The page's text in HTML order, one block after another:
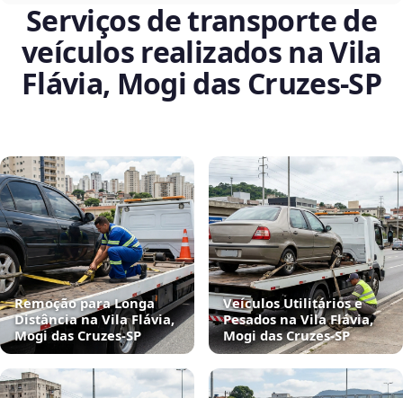
Serviços de transporte de
veículos realizados na Vila
Flávia, Mogi das Cruzes‑SP
Remoção para Longa
Distância na Vila Flávia,
Mogi das Cruzes‑SP
Veículos Utilitários e
Pesados na Vila Flávia,
Mogi das Cruzes‑SP